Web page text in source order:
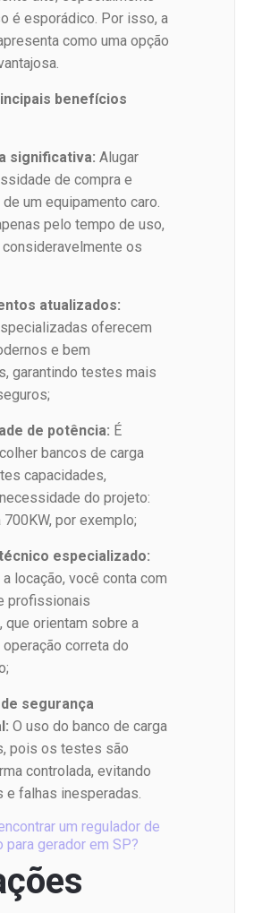
é esporádico. Por isso, a
como uma opção
benefícios
significativa: Alugar
de compra e
um equipamento caro.
pelo tempo de uso,
os
atualizados:
oferecem
e bem
garantindo testes mais
de potência: É
bancos de carga
capacidades,
do projeto:
por exemplo;
especializado:
locação, você conta com
profissionais
que orientam sobre a
correta do
segurança
O uso do banco de carga
pois os testes são
controlada, evitando
e falhas inesperadas.
um regulador de
para gerador em SP?